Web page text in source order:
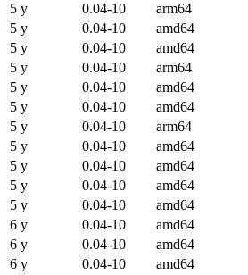
5 y
0.04-10 arm64
5 y
0.04-10 amd64
5 y
0.04-10 amd64
5 y
0.04-10 arm64
5 y
0.04-10 amd64
5 y
0.04-10 amd64
5 y
0.04-10 arm64
5 y
0.04-10 amd64
5 y
0.04-10 amd64
5 y
0.04-10 amd64
5 y
0.04-10 amd64
6 y
0.04-10 amd64
6 y
0.04-10 amd64
6 y
0.04-10 amd64